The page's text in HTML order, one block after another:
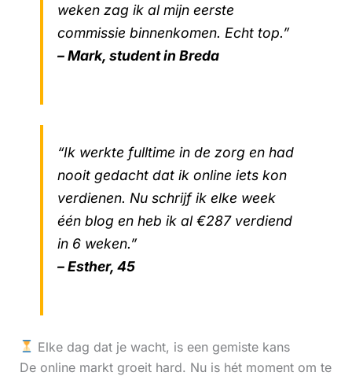
weken zag ik al mijn eerste
commissie binnenkomen. Echt top.”
– Mark, student in Breda
“Ik werkte fulltime in de zorg en had
nooit gedacht dat ik online iets kon
verdienen. Nu schrijf ik elke week
één blog en heb ik al €287 verdiend
in 6 weken.”
– Esther, 45
Elke dag dat je wacht, is een gemiste kans
De online markt groeit hard. Nu is hét moment om te